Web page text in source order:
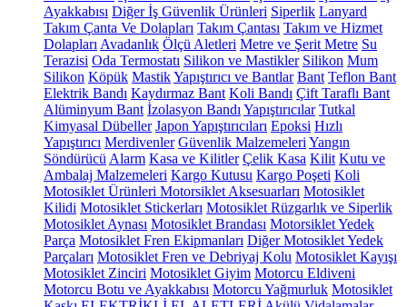
Ayakkabısı Diğer İş Güvenlik Ürünleri Siperlik Lanyard
Takım Çanta Ve Dolapları Takım Çantası Takım ve Hizmet
Dolapları Avadanlık Ölçü Aletleri Metre ve Şerit Metre Su
Terazisi Oda Termostatı Silikon ve Mastikler Silikon Mum
Silikon Köpük MastikYapıştırıcı ve Bantlar Bant Teflon Bant
Elektrik Bandı Kaydırmaz Bant Koli Bandı Çift Taraflı Bant
Alüminyum Bant İzolasyon Bandı Yapıştırıcılar Tutkal
Kimyasal Dübeller Japon Yapıştırıcıları Epoksi Hızlı
Yapıştırıcı Merdivenler Güvenlik Malzemeleri Yangın
Söndürücü Alarm Kasa ve Kilitler Çelik Kasa Kilit Kutu ve
Ambalaj Malzemeleri Kargo Kutusu Kargo Poşeti Koli
Motosiklet Ürünleri Motorsiklet Aksesuarları Motosiklet
Kilidi Motosiklet Stickerları Motosiklet Rüzgarlık ve Siperlik
Motosiklet Aynası Motosiklet Brandası Motorsiklet Yedek
Parça Motosiklet Fren Ekipmanları Diğer Motosiklet Yedek
Parçaları Motosiklet Fren ve Debriyaj Kolu Motosiklet Kayışı
Motosiklet Zinciri Motosiklet Giyim Motorcu Eldiveni
Motorcu Botu ve Ayakkabısı Motorcu Yağmurluk Motosiklet